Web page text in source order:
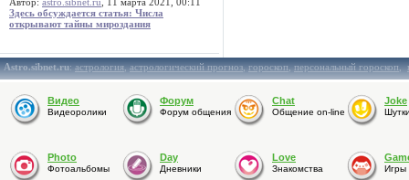
Здесь обсуждается статья: Числа
открывают тайны мироздания
Astro.sibnet.ru:астрология,астрологический прогноз,гороскоп,персональный гороскоп,
Видео
Видеоролики
Форум
Форум общения
Chat
Общение on-line
Joke
Photo
Фотоальбомы
Day
Дневники
Love
Знакомства Игры